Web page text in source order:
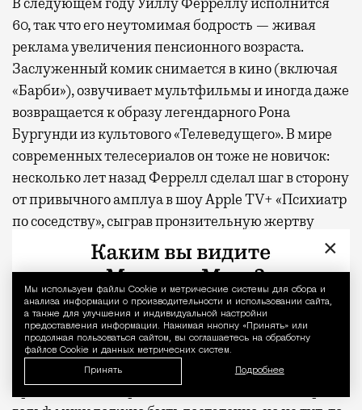
Уведомление
Мы используем файлы Сookie и метрические системы для сбора и
анализа информации о производительности и использовании сайта,
а также для улучшения и индивидуальной настройки
предоставления информации. Нажимая кнопку «Принять» или
продолжая пользоваться сайтом, вы соглашаетесь на обработку
файлов Cookie и данных метрических систем.
Принять Подробнее
60, так что его неутомимая бодрость — живая
реклама увеличения пенсионного возраста.
Заслуженный комик снимается в кино (включая
«Барби»), озвучивает мультфильмы и иногда даже
возвращается к образу легендарного Рона
Бургунди из культового «Телеведущего». В мире
современных телесериалов он тоже не новичок:
несколько лет назад Феррелл сделал шаг в сторону
от привычного амплуа в шоу Apple TV+ «Психиатр
по соседству», сыграв пронзительную жертву
жулика в исполнении Пола Радда. «Ястреб»,
напротив, возвращение к базовым настройкам.
На первый взгляд «Ястреб» выглядит несколько
запоздавшим. В прошлом году на том же Apple
TV+ вышел «Король гольфа» с Оуэном Уилсоном,
который завоевал публику и обеспечил сериалу
продление на второй сезон. Одной комедии про
×